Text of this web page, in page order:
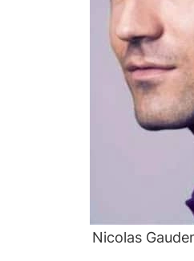
Nicolas